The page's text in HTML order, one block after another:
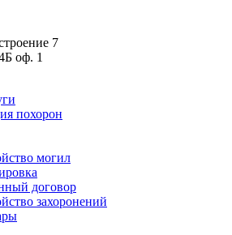
7
оф. 1
похорон
могил
договор
захоронений